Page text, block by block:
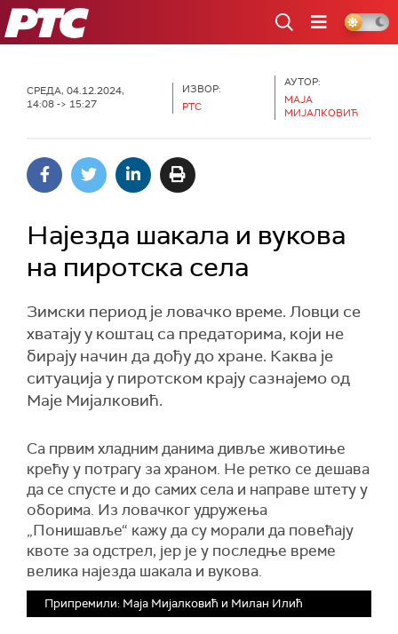
РТС
СРЕДА, 04.12.2024,
14:08 -> 15:27
ИЗВОР:
РТС
АУТОР:
МАЈА
МИЈАЛКОВИЋ
Најезда шакала и вукова
на пиротска села
Зимски период је ловачко време. Ловци се
хватају у коштац са предаторима, који не
бирају начин да дођу до хране. Каква је
ситуација у пиротском крају сазнајемо од
Маје Мијалковић.
Са првим хладним данима дивље животиње
крећу у потрагу за храном. Не ретко се дешава
да се спусте и до самих села и направе штету у
оборима. Из ловачког удружења
„Понишавље“ кажу да су морали да повећају
квоте за одстрел, јер је у последње време
велика најезда шакала и вукова.
Припремили: Маја Мијалковић и Милан Илић